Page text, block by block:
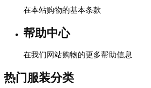
在本站购物的基本条款
帮助中心
在我们网站购物的更多帮助信息
热门服装分类